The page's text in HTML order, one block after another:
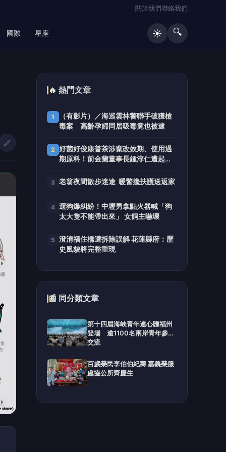
關於我們聯絡我們
國際 星座 ☀️ 🔍
🔗
🔥 熱門文章
1
（有影片）／海巡雲林警聯手破獲槍
毒案 高齡孕婦同居吸毒竟也被逮
2 好菌好俊康普茶涉竄改效期、使用過
期原料！前金蘭董事長鍾淳仁遭起
元犯罪所得
3 老翁夜間散步迷途 暖警攙扶護送返家
4 遛狗爆糾紛！中壢男拿點火器喊「狗
太大隻不能帶出來」 女飼主嚇壞
5 澄清福住橋遭拆除誤解 花蓮縣府：歷
史風貌將完整重現
📰 同分類文章
第十四屆海峽青年連心匯福州
登場 逾1100名兩岸青年參與
交流
百歲榮民李伯伯紀壽 嘉義榮服
處協公所齊慶生